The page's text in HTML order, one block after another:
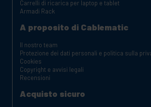
Carrelli di ricarica per laptop e tablet
Armadi Rack
A proposito di Cablematic
Il nostro team
Protezione dei dati personali e politica sulla
Cookies
Copyright e avvisi legali
Recensioni
Acquisto sicuro